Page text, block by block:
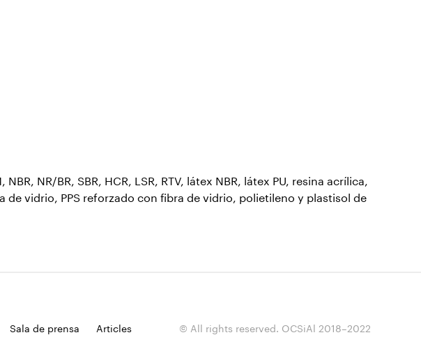
NR/BR, SBR, HCR, LSR, RTV, látex NBR, látex PU, resina acrílica,
vidrio, PPS reforzado con fibra de vidrio, polietileno y plastisol de
Sala de prensa Articles © All rights reserved. OCSiAl 2018–2022